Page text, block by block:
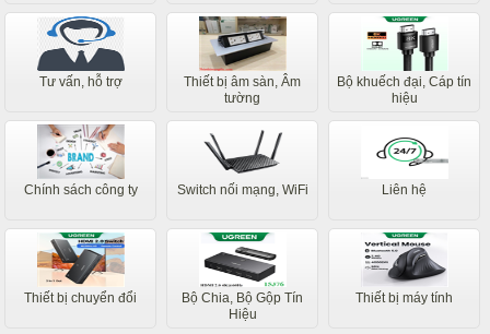
Tư vấn, hỗ trợ
Thiết bị âm sàn, Âm
tường
Bộ khuếch đại, Cáp tín
hiệu
Chính sách công ty Switch nối mạng, WiFi Liên hệ
Thiết bị chuyển đổi
Bộ Chia, Bộ Gộp Tín
Hiệu
Thiết bị máy tính